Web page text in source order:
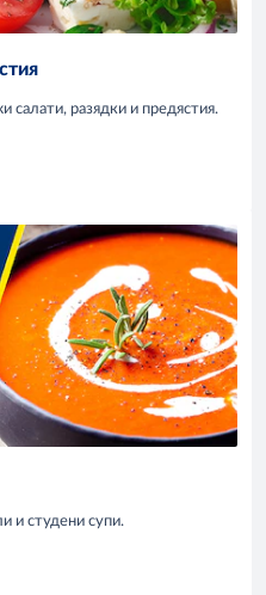
разядки и предястия.
и студени супи.